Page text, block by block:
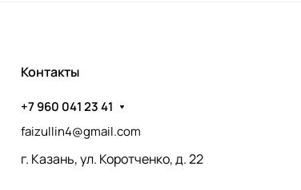
Контакты
+7 960 041 23 41
faizullin4@gmail.com
г. Казань, ул. Коротченко, д. 22